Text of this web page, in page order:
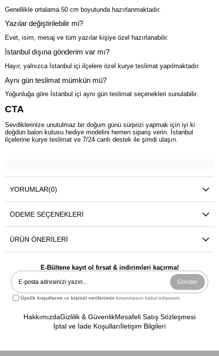
Genellikle ortalama 50 cm boyutunda hazırlanmaktadır.
Yazılar değiştirilebilir mi?
Evet, isim, mesaj ve tüm yazılar kişiye özel hazırlanabilir.
İstanbul dışına gönderim var mı?
Hayır, yalnızca İstanbul içi ilçelere özel kurye teslimat yapılmaktadır.
Aynı gün teslimat mümkün mü?
Yoğunluğa göre İstanbul içi aynı gün teslimat seçenekleri sunulabilir.
CTA
Sevdiklerinize unutulmaz bir doğum günü sürprizi yapmak için iyi ki
doğdun balon kutusu hediye modelini hemen sipariş verin. İstanbul
ilçelerine kurye teslimat ve 7/24 canlı destek ile şimdi ulaşın.
YORUMLAR(0)
ÖDEME SEÇENEKLERI
ÜRÜN ÖNERILERI
E-Bültene kayıt ol fırsat & indirimleri kaçırma!
Gönder
Üyelik koşullarını vekişisel verilerimin korunmasını kabul ediyorum.
HakkımızdaGizlilik & GüvenlikMesafeli Satış Sözleşmesi
İptal ve İade Koşullarıİletişim Bilgileri